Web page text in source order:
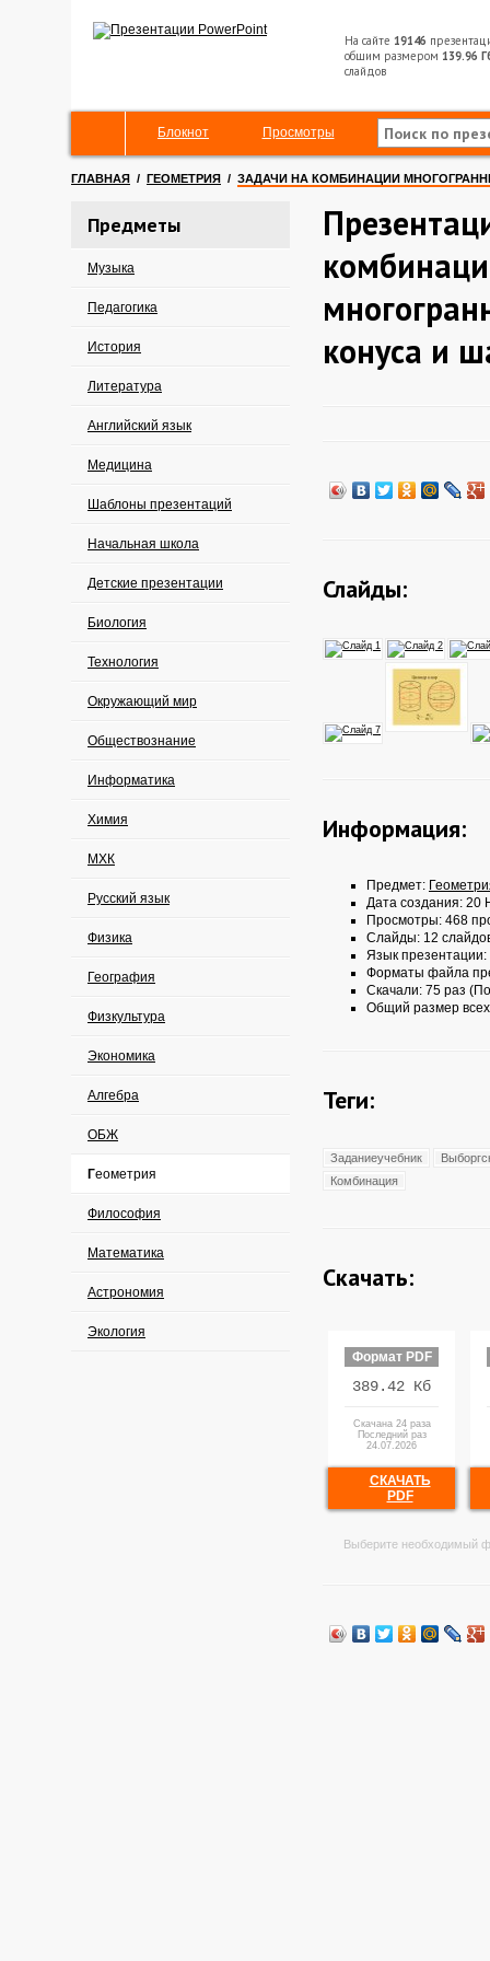
На сайте 19146
общим размером 139.96
слайдов
Блокнот Просмотры
ГЛАВНАЯ / ГЕОМЕТРИЯ / ЗАДАЧИ НА КОМБИНАЦИИ
Предметы
Музыка
Педагогика
История
Литература
Английский язык
Медицина
Шаблоны презентаций
Начальная школа
Детские презентации
Биология
Технология
Окружающий мир
Обществознание
Информатика
Химия
МХК
Русский язык
Физика
География
Физкультура
Экономика
Алгебра
ОБЖ
Геометрия
Философия
Математика
Астрономия
Экология
конуса и
Слайды:
Информация:
Предмет:
Дата создания: 20
Просмотры: 468
Слайды: 12
Язык презентации:
Форматы файла
Скачали: 75 раз
Общий размер
Теги:
Заданиеучебник
Комбинация
Скачать:
Формат PDF
389.42 Кб
Скачана 24 раза
Последний раз
24.07.2026
СКАЧАТЬ
PDF
Выберите необходимый